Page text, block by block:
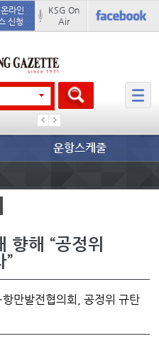
라인
신청
KSG On
Air
운항스케줄
향해 “공정위
”
항만발전협의회, 공정위 규탄